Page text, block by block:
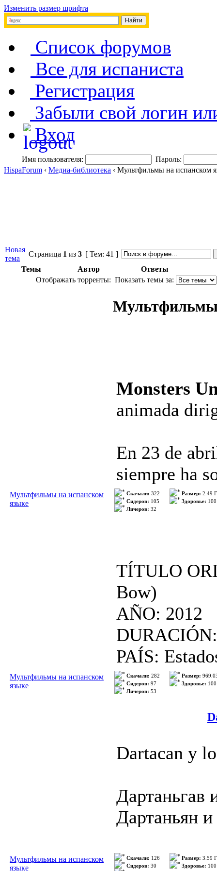
Изменить размер шрифта
Список форумов
Все для испаниста
Регистрация
Забыли свой логин
Вход
Имя пользователя:
Пароль:
HispaForum ‹ Медиа-библиотека ‹ Мультфильмы на испанском
Новая
тема
Страница 1 из 3 [ Тем: 41 ]
Темы
Автор
Ответы
Отображать торренты: Показать темы за:
Мультфильмы
Monsters
animada
En 23 de
siempre ha
Gracias a
Monsters
sustos, les
habrá un
aprueben
Sustos.
Por la
James P.
esconde en
Archie, la
Подробнее
Мультфильмы на испанском
языке
Скачали: 322
Сидеров: 105
Личеров: 32
Размер: 2.49
Здоровье: 100
TÍTULO
Bow)
AÑO: 2012
PAÍS:
DIRECTOR:
Chapman,
GUIÓN:
Brenda
Brenda
MÚSICA:
Walt Disney
Мультфильмы на испанском
языке
Скачали: 282
Сидеров: 97
Личеров: 53
Размер:
Здоровье: 100
Dartacan y
Дартаньгав
Дартаньян
Режиссер:
Мультфильмы на испанском
языке
Скачали: 126
Сидеров: 30
Размер: 3.59
Здоровье: 100